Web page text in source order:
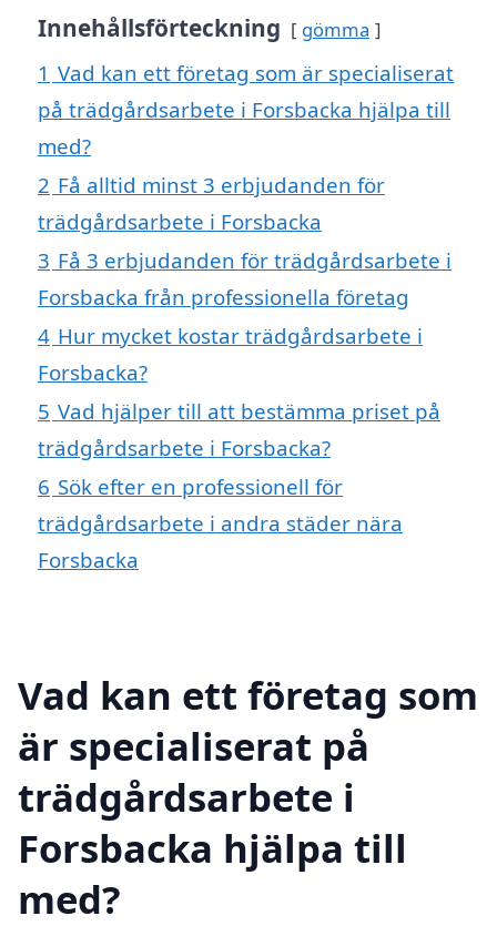
Innehållsförteckning gömma
1 Vad kan ett företag som är specialiserat
på trädgårdsarbete i Forsbacka hjälpa till
med?
2 Få alltid minst 3 erbjudanden för
trädgårdsarbete i Forsbacka
3 Få 3 erbjudanden för trädgårdsarbete i
Forsbacka från professionella företag
4 Hur mycket kostar trädgårdsarbete i
Forsbacka?
5 Vad hjälper till att bestämma priset på
trädgårdsarbete i Forsbacka?
6 Sök efter en professionell för
trädgårdsarbete i andra städer nära
Forsbacka
Vad kan ett företag som
är specialiserat på
trädgårdsarbete i
Forsbacka hjälpa till
med?